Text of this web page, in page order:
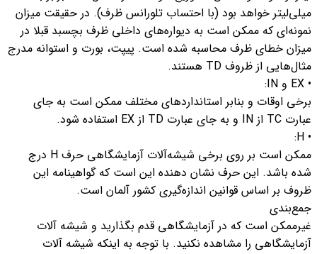
میلی‌لیتر خواهد بود (با احتساب تلورانس ظرف). در حقیقت میزان
نمونه‌ای که ممکن است به دیواره‌های داخلی ظرف بچسبد قبلا در
میزان خطای ظرف محاسبه شده است. پیپت، بورت و استوانه مدرج
مثال‌هایی از ظروف TD هستند.
• EX و IN:
برخی اوقات و بنابر استانداردهای مختلف ممکن است به جای
عبارت TC از IN و به جای عبارت TD از EX استفاده شود.
• H:
ممکن است بر روی برخی شیشه‌آلات آزمایشگاهی حرف H درج
شده باشد. این حرف نشان دهنده این است که گواهینامه این
ظروف بر اساس قوانین اندازه‌گیری کشور آلمان است.
جمع‌بندی
غیرممکن است که در آزمایشگاهی قدم بگذارید و شیشه آلات
آزمایشگاهی را مشاهده نکنید. با توجه به اینکه شیشه آلات